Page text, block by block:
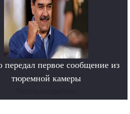
передал первое сообщение из
тюремной камеры